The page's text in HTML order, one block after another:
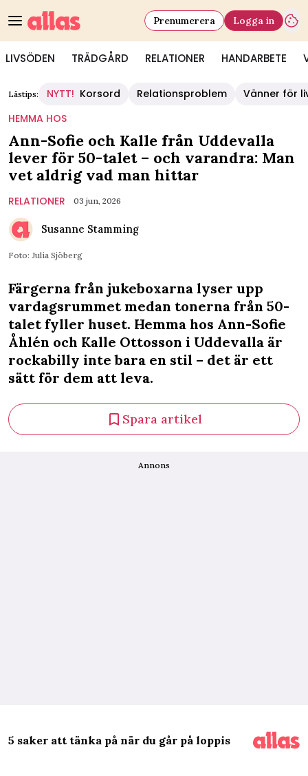
LIVSÖDEN TRÄDGÅRD RELATIONER HANDARBETE
Prenumerera Logga in
Lästips: NYTT! Korsord Relationsproblem
Vänner för
HEMMA HOS
Ann-Sofie och Kalle från Uddevalla
lever för 50-talet – och varandra: Man
vet aldrig vad man hittar
RELATIONER 03 jun, 2026
Susanne Stamming
Foto: Julia Sjöberg
Färgerna från jukeboxarna lyser upp
vardagsrummet medan tonerna från 50-
talet fyller huset. Hemma hos Ann-Sofie
Åhlén och Kalle Ottosson i Uddevalla är
rockabilly inte bara en stil – det är ett
sätt för dem att leva.
Spara artikel
Annons
5 saker att tänka på när du går på loppis